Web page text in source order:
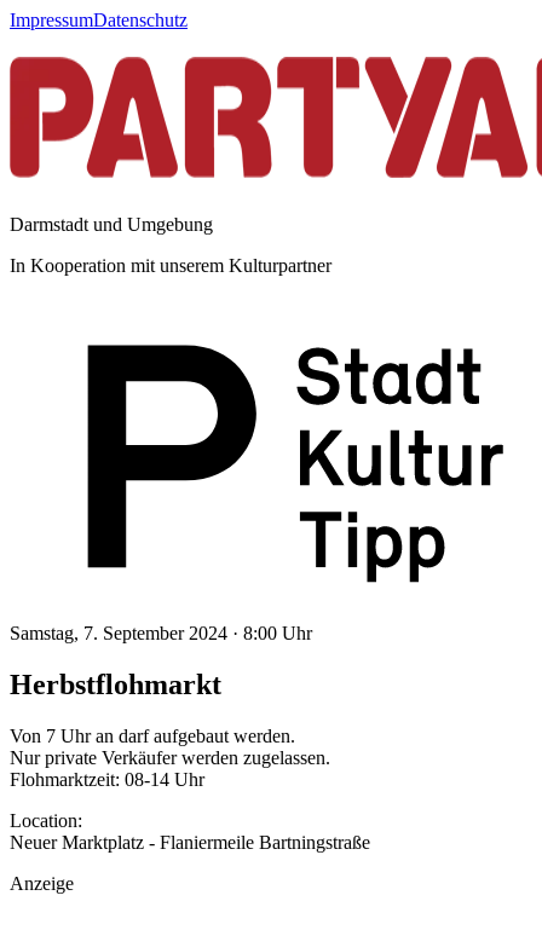
ImpressumDatenschutz
Darmstadt und Umgebung
In Kooperation mit unserem Kulturpartner
Samstag, 7. September 2024 · 8:00 Uhr
Herbstflohmarkt
Von 7 Uhr an darf aufgebaut werden.
Nur private Verkäufer werden zugelassen.
Flohmarktzeit: 08-14 Uhr
Location:
Neuer Marktplatz - Flaniermeile Bartningstraße
Anzeige